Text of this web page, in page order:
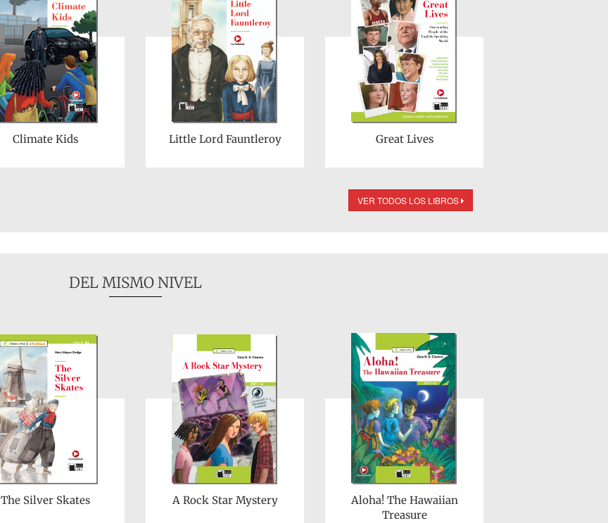
Climate Kids Little Lord Fauntleroy Great Lives
VER TODOS LOS LIBROS
DEL MISMO NIVEL
The Silver Skates A Rock Star Mystery
Aloha! The Hawaiian
Treasure